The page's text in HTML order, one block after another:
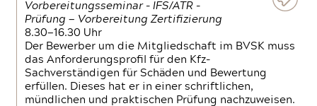
Vorbereitungsseminar - IFS/ATR -
Prüfung — Vorbereitung Zertifizierung
8.30—16.30 Uhr
Der Bewerber um die Mitgliedschaft im BVSK muss
das Anforderungsprofil für den Kfz-
Sachverständigen für Schäden und Bewertung
erfüllen. Dieses hat er in einer schriftlichen,
mündlichen und praktischen Prüfung nachzuweisen.